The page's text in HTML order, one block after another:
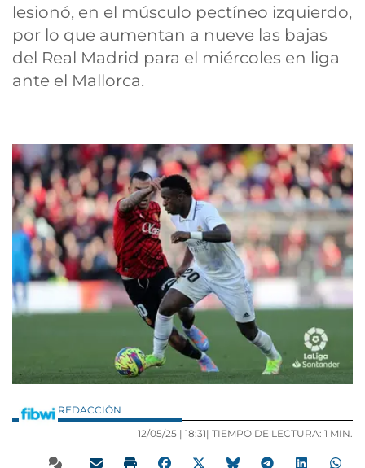
lesionó, en el músculo pectíneo izquierdo,
por lo que aumentan a nueve las bajas
del Real Madrid para el miércoles en liga
ante el Mallorca.
REDACCIÓN
12/05/25 | 18:31| TIEMPO DE LECTURA: 1 MIN.